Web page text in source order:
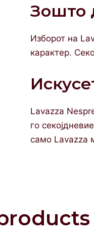
Зошто
Изборот на
карактер.
Lavazza
го
само Lavazza